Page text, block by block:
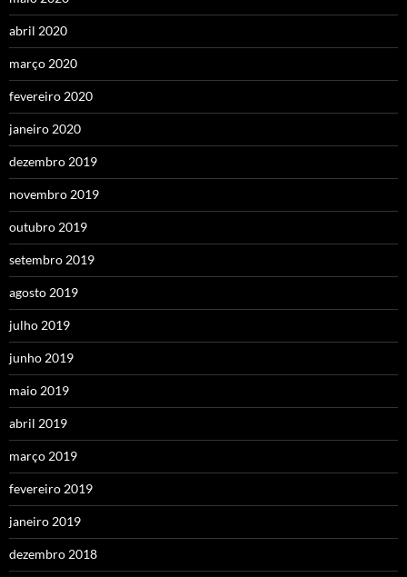
abril 2020
março 2020
fevereiro 2020
janeiro 2020
dezembro 2019
novembro 2019
outubro 2019
setembro 2019
agosto 2019
julho 2019
junho 2019
maio 2019
abril 2019
março 2019
fevereiro 2019
janeiro 2019
dezembro 2018